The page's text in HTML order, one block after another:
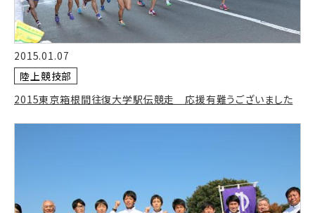
2015.01.07
陸上競技部
2015東京箱根間往復大学駅伝競走 応援有難うございました